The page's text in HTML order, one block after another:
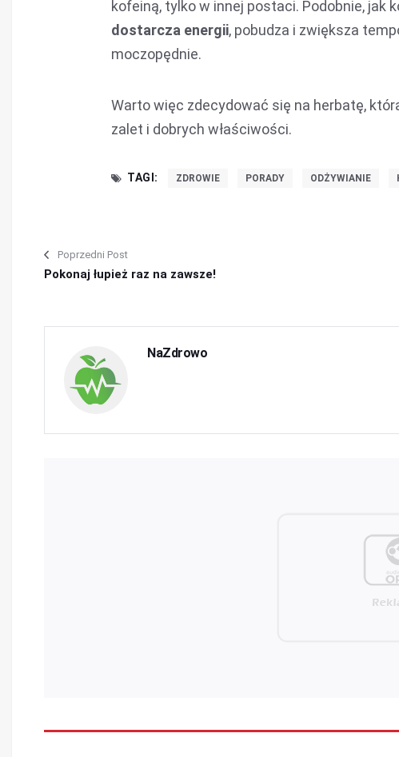
kofeiną, tylko w innej postaci. Podobnie, jak
dostarcza energii, pobudza i zwiększa
moczopędnie.
Warto więc zdecydować się na herbatę,
zalet i dobrych właściwości.
TAGI: ZDROWIE PORADY ODŻYWIANIE
Poprzedni Post
Pokonaj łupież raz na zawsze!
NaZdrowo